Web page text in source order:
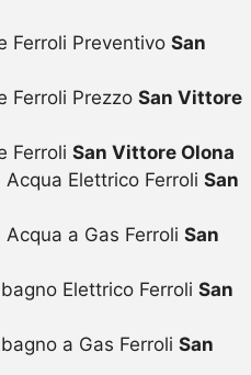
Ferroli Preventivo San
Ferroli Prezzo San Vittore
Ferroli San Vittore Olona
Elettrico Ferroli San
a Gas Ferroli San
Elettrico Ferroli San
a Gas Ferroli San